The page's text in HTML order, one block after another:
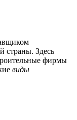
страны. Здесь
фирмы
виды